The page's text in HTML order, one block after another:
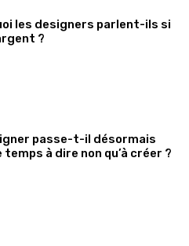
les designers parlent-ils si
?
passe-t-il désormais
temps à dire non qu’à créer ?